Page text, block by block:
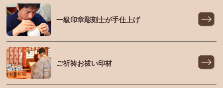
一級印章彫刻士が手仕上げ
ご祈祷お祓い印材